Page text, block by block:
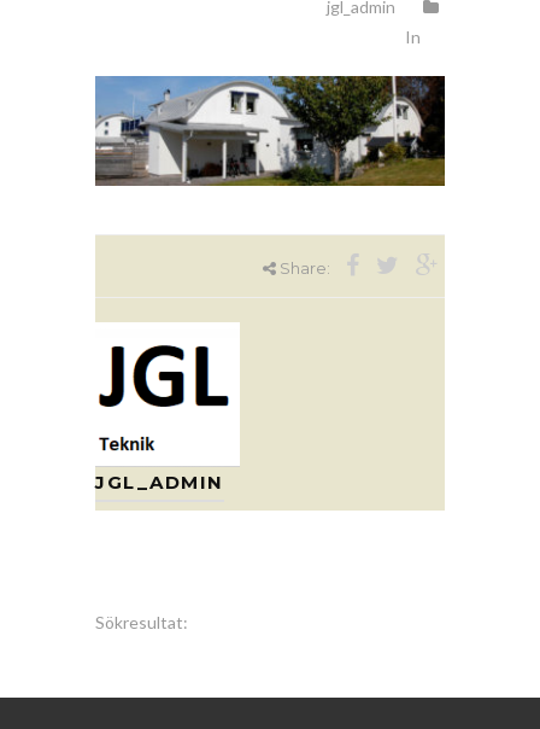
jgl_admin
In
Share:
JGL_ADMIN
Sökresultat: